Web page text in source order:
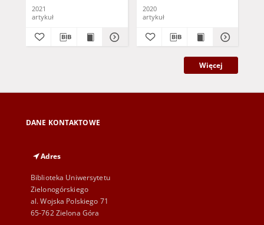
2021
artykuł
2020
artykuł
Więcej
DANE KONTAKTOWE
Adres
Biblioteka Uniwersytetu
Zielonogórskiego
al. Wojska Polskiego 71
65-762 Zielona Góra